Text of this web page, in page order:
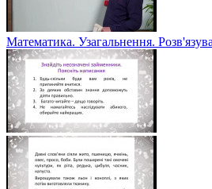
Математика. Узагальнення.